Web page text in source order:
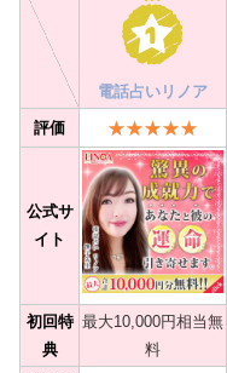
電話占いリノア
評価
公式サ
イト
初回特
典
最大10,000円相当無
料